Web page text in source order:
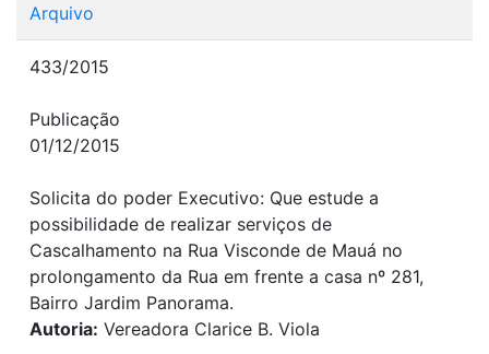
Arquivo
433/2015
Publicação
01/12/2015
Solicita do poder Executivo: Que estude a
possibilidade de realizar serviços de
Cascalhamento na Rua Visconde de Mauá no
prolongamento da Rua em frente a casa nº 281,
Bairro Jardim Panorama.
Autoria: Vereadora Clarice B. Viola